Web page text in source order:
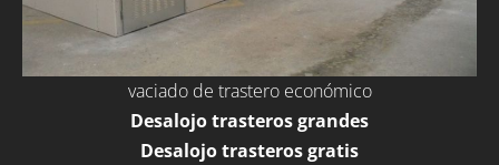
vaciado de trastero económico
Desalojo trasteros grandes
Desalojo trasteros gratis